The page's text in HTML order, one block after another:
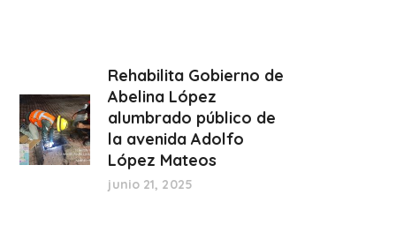
Rehabilita Gobierno de
Abelina López
alumbrado público de
la avenida Adolfo
López Mateos
junio 21, 2025